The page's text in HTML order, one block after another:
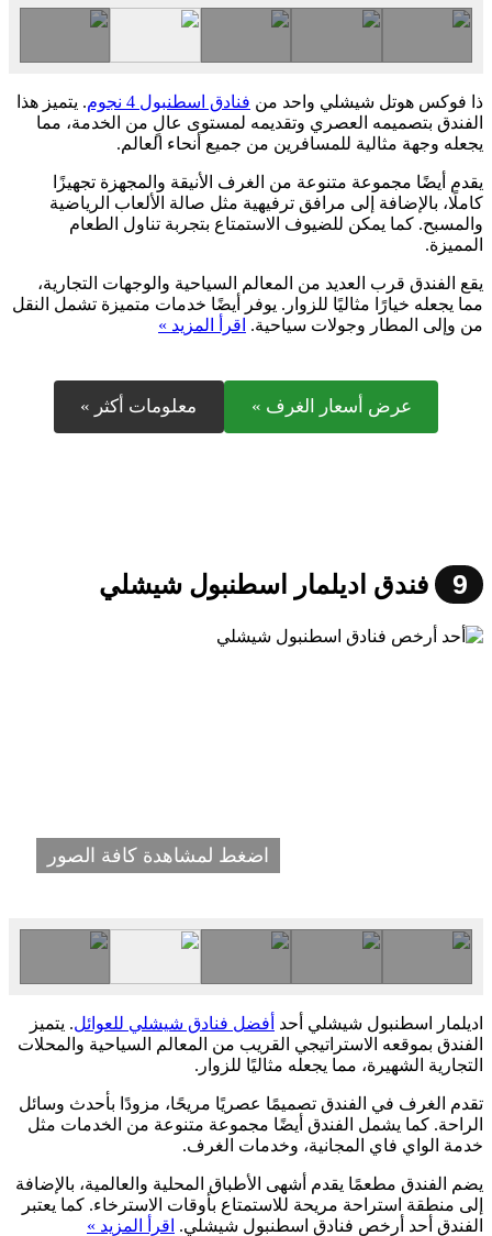
ذا فوكس هوتل شيشلي واحد من فنادق اسطنبول 4 نجوم
. يتميز هذا
الفندق بتصميمه العصري وتقديمه لمستوى عالٍ من الخدمة، مما
يجعله وجهة مثالية للمسافرين من جميع أنحاء العالم.
يقدم أيضًا مجموعة متنوعة من الغرف الأنيقة والمجهزة تجهيزًا
كاملًا، بالإضافة إلى مرافق ترفيهية مثل صالة الألعاب الرياضية
والمسبح. كما يمكن للضيوف الاستمتاع بتجربة تناول الطعام
المميزة.
يقع الفندق قرب العديد من المعالم السياحية والوجهات التجارية،
مما يجعله خيارًا مثاليًا للزوار. يوفر أيضًا خدمات متميزة تشمل النقل
من وإلى المطار وجولات سياحية. اقرأ المزيد »
عرض أسعار الغرف » معلومات أكثر »
9 فندق اديلمار اسطنبول شيشلي
اضغط لمشاهدة كافة الصور
اديلمار اسطنبول شيشلي أحد أفضل فنادق شيشلي للعوائل. يتميز
الفندق بموقعه الاستراتيجي القريب من المعالم السياحية والمحلات
التجارية الشهيرة، مما يجعله مثاليًا للزوار.
تقدم الغرف في الفندق تصميمًا عصريًا مريحًا، مزودًا بأحدث وسائل
الراحة. كما يشمل الفندق أيضًا مجموعة متنوعة من الخدمات مثل
خدمة الواي فاي المجانية، وخدمات الغرف.
يضم الفندق مطعمًا يقدم أشهى الأطباق المحلية والعالمية، بالإضافة
إلى منطقة استراحة مريحة للاستمتاع بأوقات الاسترخاء. كما يعتبر
الفندق أحد أرخص فنادق اسطنبول شيشلي. اقرأ المزيد »